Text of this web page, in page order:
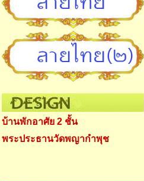
บ้านพักอาศัย 2 ชั้น
พระประธานวัดพญากำพุช